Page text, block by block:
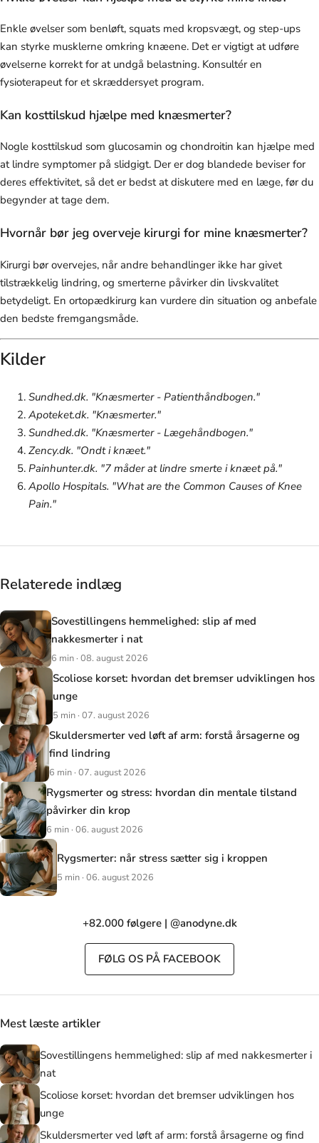
Enkle øvelser som benløft, squats med kropsvægt, og step-ups
kan styrke musklerne omkring knæene. Det er vigtigt at udføre
øvelserne korrekt for at undgå belastning. Konsultér en
fysioterapeut for et skræddersyet program.
Kan kosttilskud hjælpe med knæsmerter?
Nogle kosttilskud som glucosamin og chondroitin kan hjælpe med
at lindre symptomer på slidgigt. Der er dog blandede beviser for
deres effektivitet, så det er bedst at diskutere med en læge, før du
begynder at tage dem.
Hvornår bør jeg overveje kirurgi for mine knæsmerter?
Kirurgi bør overvejes, når andre behandlinger ikke har givet
tilstrækkelig lindring, og smerterne påvirker din livskvalitet
betydeligt. En ortopædkirurg kan vurdere din situation og anbefale
den bedste fremgangsmåde.
Kilder
Sundhed.dk. "Knæsmerter - Patienthåndbogen."
Apoteket.dk. "Knæsmerter."
Sundhed.dk. "Knæsmerter - Lægehåndbogen."
Zency.dk. "Ondt i knæet."
Painhunter.dk. "7 måder at lindre smerte i knæet på."
Apollo Hospitals. "What are the Common Causes of Knee
Pain."
Relaterede indlæg
Sovestillingens hemmelighed: slip af med
nakkesmerter i nat
6 min · 08. august 2026
Scoliose korset: hvordan det bremser udviklingen hos
unge
5 min · 07. august 2026
Skuldersmerter ved løft af arm: forstå årsagerne og
find lindring
6 min · 07. august 2026
Rygsmerter og stress: hvordan din mentale tilstand
påvirker din krop
6 min · 06. august 2026
Rygsmerter: når stress sætter sig i kroppen
5 min · 06. august 2026
+82.000 følgere | @anodyne.dk
FØLG OS PÅ FACEBOOK
Mest læste artikler
Sovestillingens hemmelighed: slip af med nakkesmerter i
nat
Scoliose korset: hvordan det bremser udviklingen hos
unge
Skuldersmerter ved løft af arm: forstå årsagerne og find